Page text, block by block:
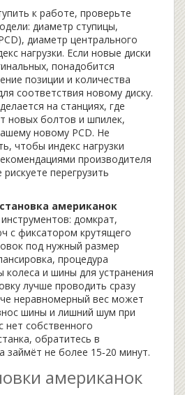
к работе, проверьте
диаметр ступицы,
диаметр центрального
нагрузки. Если новые диски
понадобится
позиции и количества
соответствия новому диску.
на станциях, где
новых болтов и шпилек,
новому PCD. Не
чтобы индекс нагрузки
производителя
перегрузить
американок
домкрат,
с фиксатором крутящего
под нужный размер
, процедура
колеса и шины для устранения
лучше проводить сразу
неравномерный вес может
шины и лишний шум при
нет собственного
обратитесь в
займёт не более 15‑20 минут.
американок